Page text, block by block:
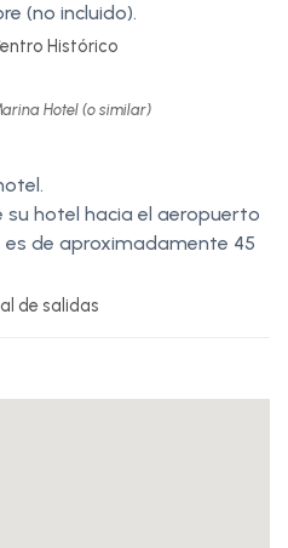
(no incluido).
Histórico
Hotel (o similar)
hotel hacia el aeropuerto
de aproximadamente 45
de salidas